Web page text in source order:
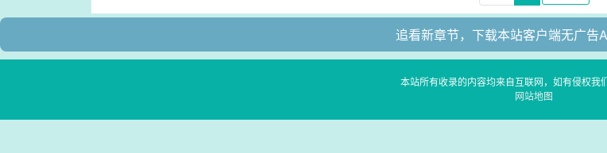
追看新章节，下载本站客户端无广告
本站所有收录的内容均来自互联网，如有侵权我
网站地图